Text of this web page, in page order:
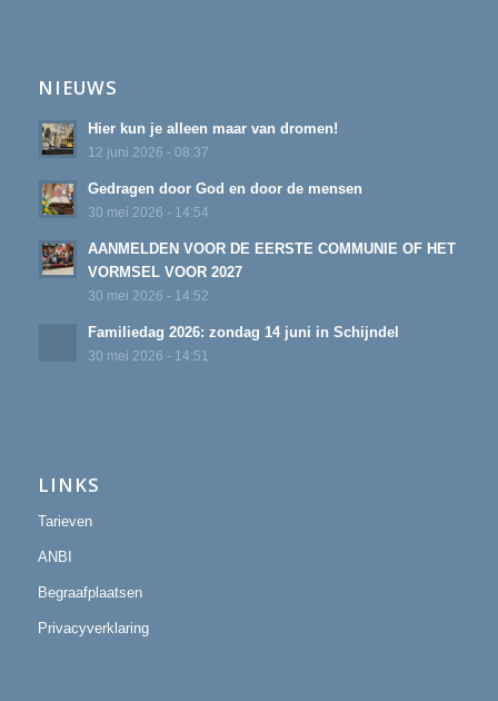
NIEUWS
Hier kun je alleen maar van dromen!
12 juni 2026 - 08:37
Gedragen door God en door de mensen
30 mei 2026 - 14:54
AANMELDEN VOOR DE EERSTE COMMUNIE OF HET
VORMSEL VOOR 2027
30 mei 2026 - 14:52
Familiedag 2026: zondag 14 juni in Schijndel
30 mei 2026 - 14:51
LINKS
Tarieven
ANBI
Begraafplaatsen
Privacyverklaring